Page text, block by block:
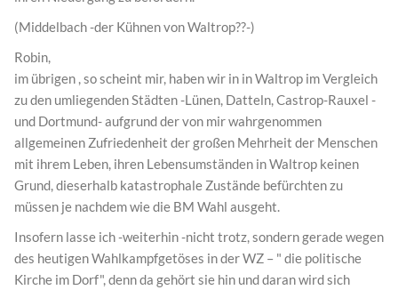
(Middelbach -der Kühnen von Waltrop??-)
Robin,
im übrigen , so scheint mir, haben wir in in Waltrop im Vergleich
zu den umliegenden Städten -Lünen, Datteln, Castrop-Rauxel -
und Dortmund- aufgrund der von mir wahrgenommen
allgemeinen Zufriedenheit der großen Mehrheit der Menschen
mit ihrem Leben, ihren Lebensumständen in Waltrop keinen
Grund, dieserhalb katastrophale Zustände befürchten zu
müssen je nachdem wie die BM Wahl ausgeht.
Insofern lasse ich -weiterhin -nicht trotz, sondern gerade wegen
des heutigen Wahlkampfgetöses in der WZ – " die politische
Kirche im Dorf", denn da gehört sie hin und daran wird sich